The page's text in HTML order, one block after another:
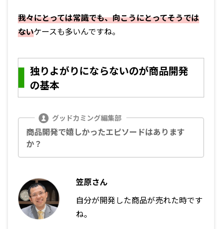
我々にとっては常識でも、向こうにとってそうでは
ないケースも多いんですね。
独りよがりにならないのが商品開発
の基本
商品開発で嬉しかったエピソードはあります
か？
笠原さん
自分が開発した商品が売れた時です
ね。